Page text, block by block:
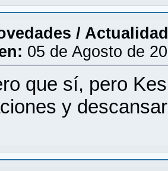
/ Actualidad
05 de Agosto de
que sí, pero
y